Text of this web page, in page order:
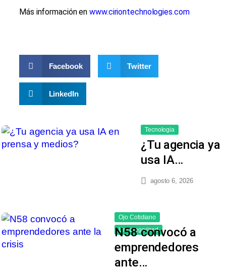
Más información enwww.ciriontechnologies.com
Facebook Twitter
LinkedIn
Tecnologia
¿Tu agencia ya
usa IA…
agosto 6, 2026
Ojo Cotidiano
Uncategorized
N58 convocó a
emprendedores
ante…